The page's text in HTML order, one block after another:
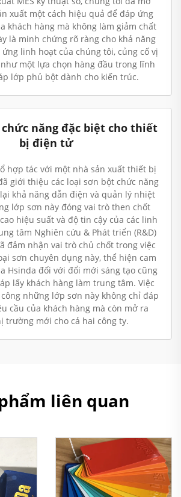
xuất một cách hiệu quả để đáp ứng
khách hàng mà không làm giảm chất
là minh chứng rõ ràng cho khả năng
linh hoạt của chúng tôi, củng cố vị
một lựa chọn hàng đầu trong lĩnh
lớp phủ bột dành cho kiến trúc.
chức năng đặc biệt cho thiết
bị điện tử
hợp tác với một nhà sản xuất thiết bị
giới thiệu các loại sơn bột chức năng
khả năng dẫn điện và quản lý nhiệt
lớp sơn này đóng vai trò then chốt
hiệu suất và độ tin cậy của các linh
tâm Nghiên cứu & Phát triển (R&D)
đảm nhận vai trò chủ chốt trong việc
sơn chuyên dụng này, thể hiện cam
Hsinda đối với đổi mới sáng tạo cũng
lấy khách hàng làm trung tâm. Việc
những lớp sơn này không chỉ đáp
cầu của khách hàng mà còn mở ra
trường mới cho cả hai công ty.
liên quan